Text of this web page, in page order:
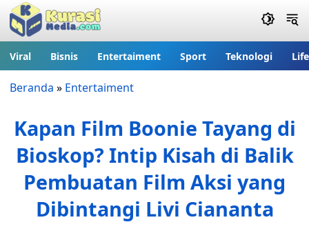
Viral Bisnis Entertaiment Sport Teknologi
Beranda » Entertaiment
Kapan Film Boonie Tayang di
Bioskop? Intip Kisah di Balik
Pembuatan Film Aksi yang
Dibintangi Livi Ciananta